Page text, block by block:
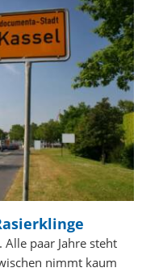
paar Jahre steht
nimmt kaum